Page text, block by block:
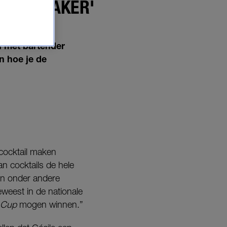
SHAKER'
met bartender
hoe je de
maken
cocktails de hele
onder andere
in de nationale
mogen winnen.”